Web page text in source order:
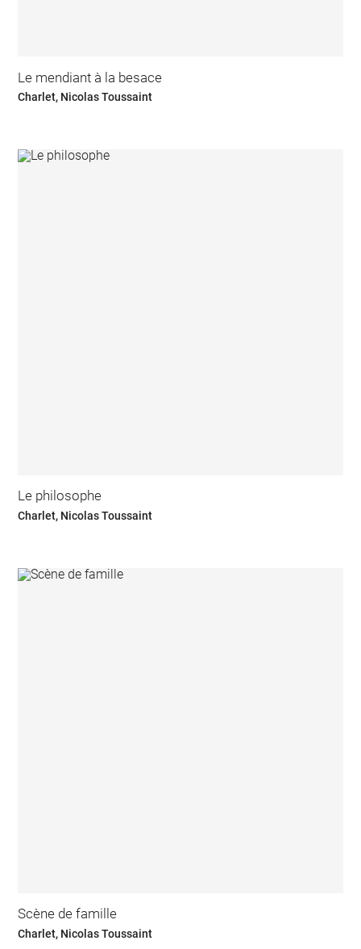
Le mendiant à la besace
Charlet, Nicolas Toussaint
Le philosophe
Charlet, Nicolas Toussaint
Scène de famille
Charlet, Nicolas Toussaint